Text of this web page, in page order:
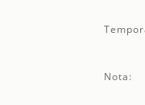
Nota: